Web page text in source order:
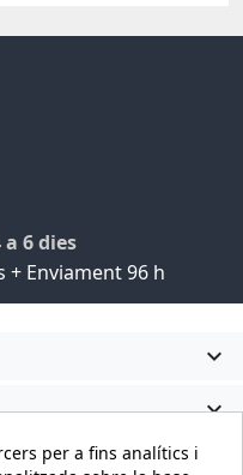
6 dies
+ Enviament 96 h


per a fins analítics i